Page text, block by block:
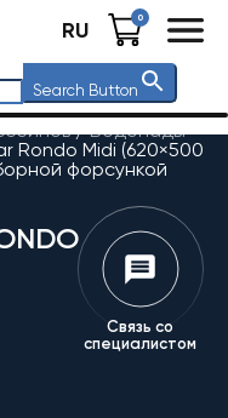
RU 0
Search Button
/Водопады
Rondo Midi (620×500
форсункой
Связь со
специалистом